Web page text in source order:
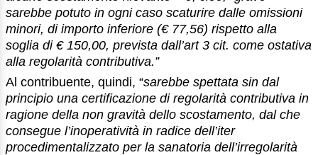
sarebbe potuto in ogni caso scaturire dalle omissioni
minori, di importo inferiore (€ 77,56) rispetto alla
soglia di € 150,00, prevista dall’art 3 cit. come ostativa
alla regolarità contributiva.”
Al contribuente, quindi, “sarebbe spettata sin dal
principio una certificazione di regolarità contributiva in
ragione della non gravità dello scostamento, dal che
consegue l’inoperatività in radice dell’iter
procedimentalizzato per la sanatoria dell’irregolarità